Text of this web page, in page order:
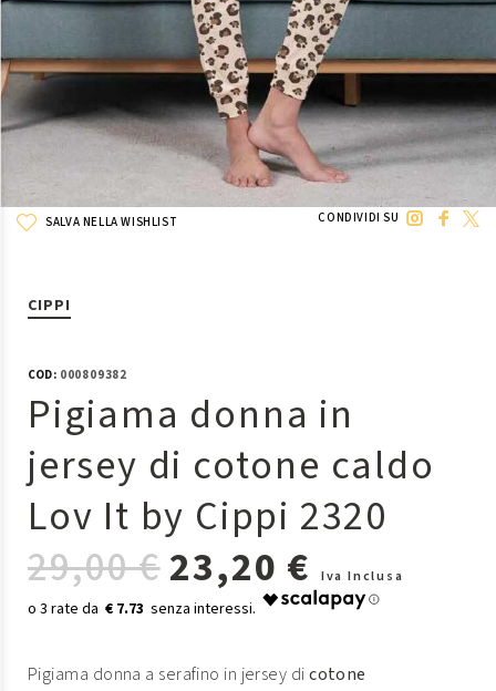
SALVA NELLA WISHLIST CONDIVIDI SU
CIPPI
COD:000809382
Pigiama donna in
jersey di cotone caldo
Lov It by Cippi 2320
29,00 €23,20 € Iva Inclusa
€ 7.73
Pigiama donna a serafino in jersey dicotone